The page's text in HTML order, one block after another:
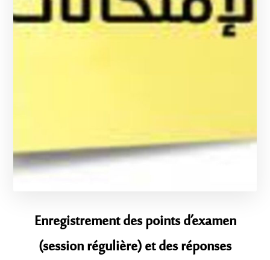
Enregistrement des points d’examen
(session régulière) et des réponses